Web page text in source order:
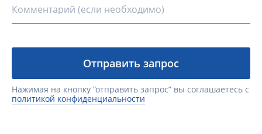
Комментарий (если необходимо)
Отправить запрос
Нажимая на кнопку “отправить запрос” вы соглашаетесь с
политикой конфиденциальности